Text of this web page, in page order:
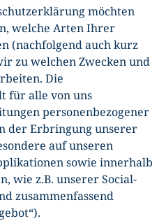
möchten
welche Arten Ihrer
(nachfolgend auch kurz
zu welchen Zwecken und
Die
für alle von uns
personenbezogener
der Erbringung unserer
auf unseren
sowie innerhalb
wie z.B. unserer Social-
zusammenfassend